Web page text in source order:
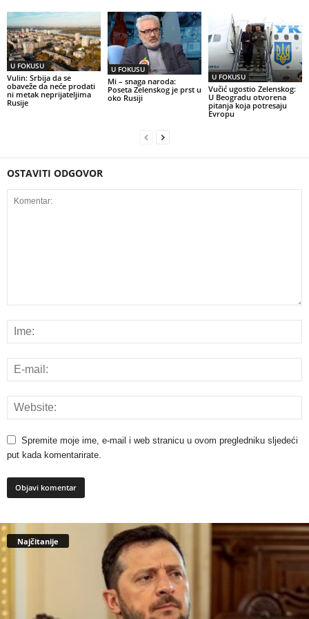
U FOKUSU
Vulin: Srbija da se
obaveže da neće prodati
ni metak neprijateljima
Rusije
U FOKUSU
Mi – snaga naroda:
Poseta Zelenskog je prst u
oko Rusiji
U FOKUSU
Vučić ugostio Zelenskog:
U Beogradu otvorena
pitanja koja potresaju
Evropu
OSTAVITI ODGOVOR
Spremite moje ime, e-mail i web stranicu u ovom pregledniku sljedeći
put kada komentarirate.
Najčitanije